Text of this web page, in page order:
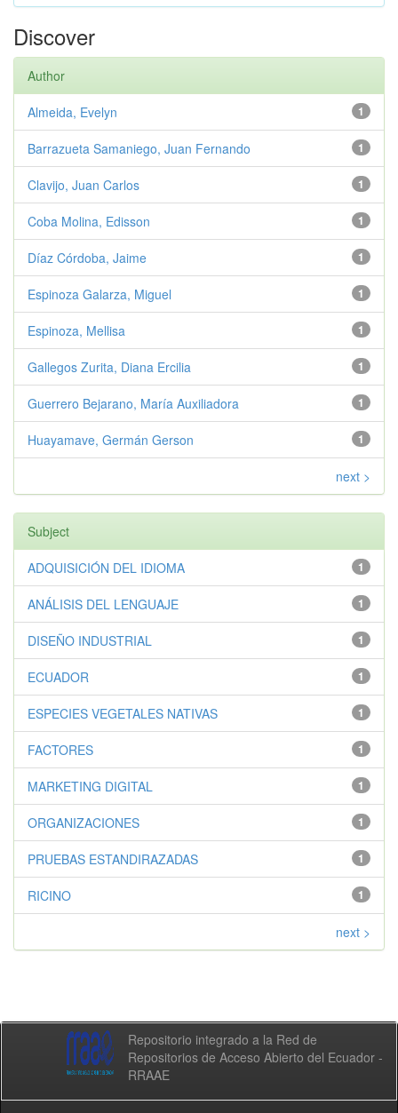
Discover
Author
1
Almeida, Evelyn
1
Barrazueta Samaniego, Juan Fernando
1
Clavijo, Juan Carlos
1
Coba Molina, Edisson
1
Díaz Córdoba, Jaime
1
Espinoza Galarza, Miguel
1
Espinoza, Mellisa
1
Gallegos Zurita, Diana Ercilia
1
Guerrero Bejarano, María Auxiliadora
1
Huayamave, Germán Gerson
next >
Subject
1
ADQUISICIÓN DEL IDIOMA
1
ANÁLISIS DEL LENGUAJE
1
DISEÑO INDUSTRIAL
1
ECUADOR
1
ESPECIES VEGETALES NATIVAS
1
FACTORES
1
MARKETING DIGITAL
1
ORGANIZACIONES
1
PRUEBAS ESTANDIRAZADAS
1
RICINO
next >
Repositorio integrado a la Red de
Repositorios de Acceso Abierto del Ecuador -
RRAAE